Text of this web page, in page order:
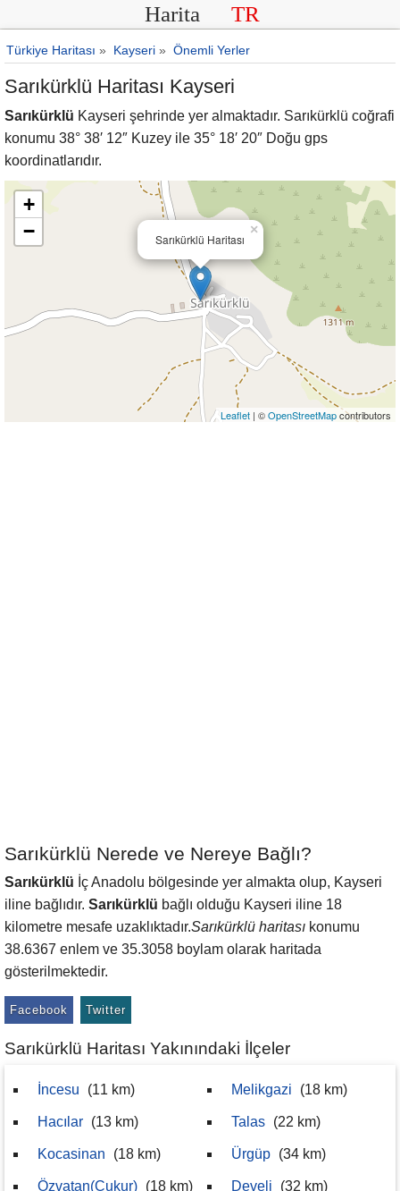
Harita TR
Türkiye Haritası » Kayseri » Önemli Yerler
Sarıkürklü Haritası Kayseri
Sarıkürklü Kayseri şehrinde yer almaktadır. Sarıkürklü coğrafi
konumu 38° 38′ 12″ Kuzey ile 35° 18′ 20″ Doğu gps
koordinatlarıdır.
Sarıkürklü Haritası
×
+
−
Leaflet | ©OpenStreetMapcontributors
Sarıkürklü Nerede ve Nereye Bağlı?
Sarıkürklü İç Anadolu bölgesinde yer almakta olup, Kayseri
iline bağlıdır. Sarıkürklü bağlı olduğu Kayseri iline 18
kilometre mesafe uzaklıktadır.Sarıkürklü haritası konumu
38.6367 enlem ve 35.3058 boylam olarak haritada
gösterilmektedir.
Facebook Twitter
Sarıkürklü Haritası Yakınındaki İlçeler
İncesu (11 km)
Hacılar (13 km)
Kocasinan (18 km)
Özvatan(Çukur) (18 km)
Melikgazi (18 km)
Talas (22 km)
Ürgüp (34 km)
Develi (32 km)